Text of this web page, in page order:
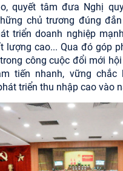
quyết tâm đưa Nghị
chủ trương đúng
triển doanh nghiệp
lượng cao... Qua đó góp
công cuộc đổi mới
tiến nhanh, vững chắc
triển thu nhập cao vào